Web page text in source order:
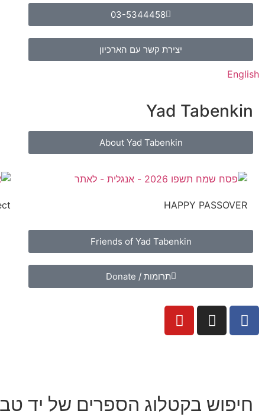
03-5344458
יצירת קשר עם הארכיון
English
Yad Tabenkin
About Yad Tabenkin
HAPPY PASSOVER
Friends of Yad Tabenkin
תרומות / Donate
חיפוש בקטלוג הספרים של יד